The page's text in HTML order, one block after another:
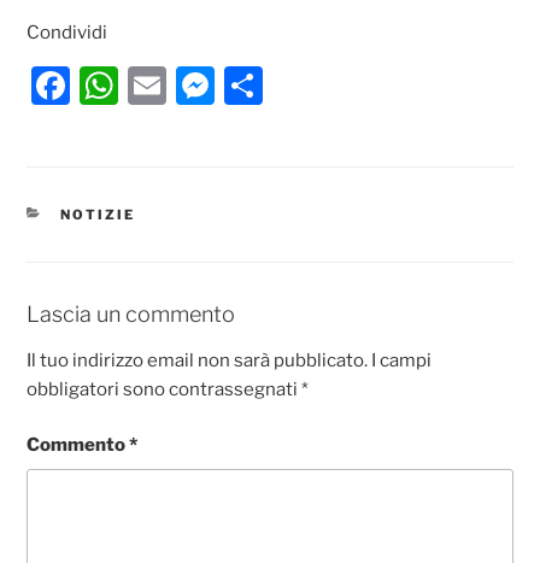
Condividi
F
e
o
k
W
s
p
E
M
er
CATEGORIE
NOTIZIE
Lascia un commento
Il tuo indirizzo email non sarà pubblicato. I campi
obbligatori sono contrassegnati*
Commento*